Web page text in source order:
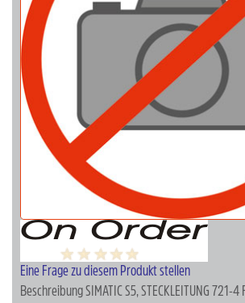
Eine Frage zu diesem Produkt stellen
BeschreibungSIMATIC S5, STECKLEITUNG 721-4